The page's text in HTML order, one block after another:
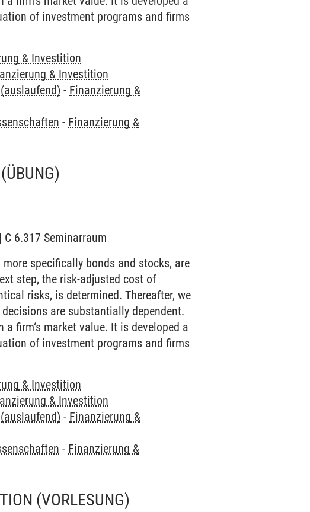
of investment programs and firms
& Investition
& Investition
- Finanzierung &
- Finanzierung &
(ÜBUNG)
6.317 Seminarraum
specifically bonds and stocks, are
step, the risk-adjusted cost of
risks, is determined. Thereafter, we
are substantially dependent.
firm‘s market value. It is developed a
of investment programs and firms
& Investition
& Investition
- Finanzierung &
- Finanzierung &
(VORLESUNG)